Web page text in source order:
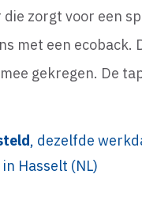
zorgt voor een
met een ecoback.
gekregen. De
, dezelfde
in Hasselt (NL)